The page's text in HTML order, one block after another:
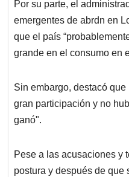
Por su parte, el
emergentes de abrdn en
que el país
grande en el consumo en
Sin embargo, destacó
gran participación y no
ganó".
Pese a las acusaciones y
postura y después de que